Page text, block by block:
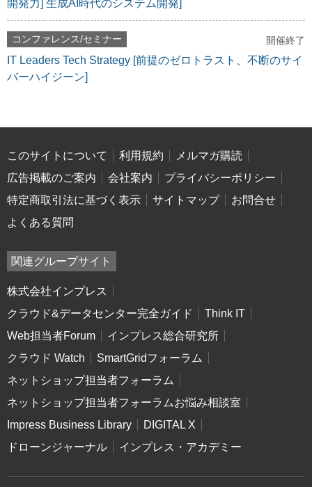
開発力] 生成AI時代のシステム開発]
コンファレンス/セミナー 開催終了
IT Leaders Tech Strategy [前提のゼロトラスト、不断のサイ
バーハイジーン]
このサイトについて 利用規約
メルマガ購読
広告掲載のご案内
会社案内
プライバシーポリシー
特定商取引法に基づく表示
サイトマップ
お問合せ
よくある質問
関連グループサイト
株式会社インプレス
クラウド&データセンター完全ガイド
Think IT
Web担当者Forum
インプレス総合研究所
クラウド Watch
SmartGridフォーラム
ネットショップ担当者フォーラム
ネットショップ担当者フォーラムお悩み相談室
Impress Business Library
DIGITAL X
ドローンジャーナル
インプレス・アカデミー